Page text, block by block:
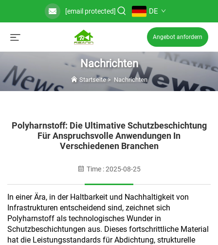
[email protected] DE
Angebot anfordern
Nachrichten
Startseite> Nachrichten
Polyharnstoff: Die Ultimative Schutzbeschichtung
Für Anspruchsvolle Anwendungen In
Verschiedenen Branchen
Time : 2025-08-25
In einer Ära, in der Haltbarkeit und Nachhaltigkeit von
Infrastrukturen entscheidend sind, zeichnet sich
Polyharnstoff als technologisches Wunder in
Schutzbeschichtungen aus. Dieses fortschrittliche Material
hat die Leistungsstandards für Abdichtung, strukturelle